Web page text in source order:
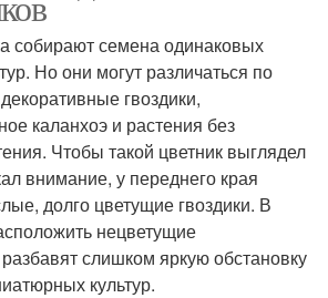
собирают семена одинаковых
Но они могут различаться по
гвоздики,
каланхоэ и растения без
Чтобы такой цветник выглядел
внимание, у переднего края
долго цветущие гвоздики. В
нецветущие
слишком яркую обстановку
культур.